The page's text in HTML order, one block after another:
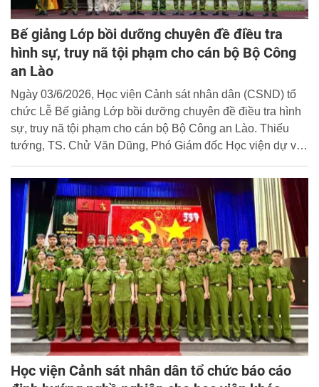
Bế giảng Lớp bồi dưỡng chuyên đề điều tra
hình sự, truy nã tội phạm cho cán bộ Bộ Công
an Lào
Ngày 03/6/2026, Học viện Cảnh sát nhân dân (CSND) tổ
chức Lễ Bế giảng Lớp bồi dưỡng chuyên đề điều tra hình
sự, truy nã tội phạm cho cán bộ Bộ Công an Lào. Thiếu
tướng, TS. Chử Văn Dũng, Phó Giám đốc Học viện dự và
Học viện Cảnh sát nhân dân tổ chức báo cáo